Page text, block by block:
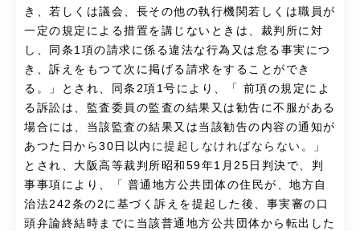
き、若しくは議会、長その他の執行機関若しくは職員が
一定の規定による措置を講じないときは、裁判所に対
し、同条1項の請求に係る違法な行為又は怠る事実につ
き、訴えをもつて次に掲げる請求をすることができ
る。」とされ、同条2項1号により、「 前項の規定によ
る訴訟は、監査委員の監査の結果又は勧告に不服がある
場合には、当該監査の結果又は当該勧告の内容の通知が
あつた日から30日以内 に提起しなければならない。
」
とされ、大阪高等裁判所昭和59年1月25日判決で、判
事事項により、「
普通地方公共団体の住民が、地方自
治法242条の2に基づく訴えを提起した後、事実審の口
頭弁論終結時までに当該普通地方公共団体から転出した